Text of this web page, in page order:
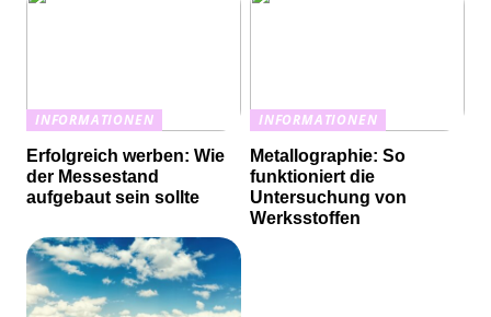
INFORMATIONEN
Erfolgreich werben: Wie
der Messestand
aufgebaut sein sollte
INFORMATIONEN
Metallographie: So
funktioniert die
Untersuchung von
Werksstoffen